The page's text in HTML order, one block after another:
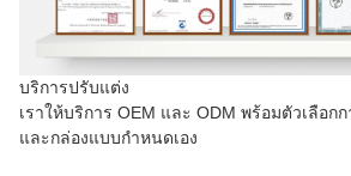
บริการปรับแต่ง
เราให้บริการ OEM และ ODM พร้อมตัวเลือ
และกล่องแบบกำหนดเอง